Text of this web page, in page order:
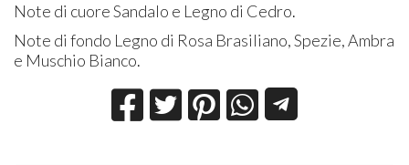
Note di cuore Sandalo e Legno di Cedro.
Note di fondo Legno di Rosa Brasiliano, Spezie, Ambra
e Muschio Bianco.